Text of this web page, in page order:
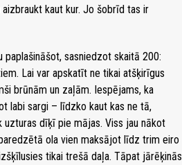
kaut kur. Jo šobrīd tas ir
sasniedzot skaitā 200:
Lai var apskatīt ne tikai atšķirīgus
brūnām un zaļām. Iespējams, ka
labi sargi – līdzko kaut kas ne tā,
dīķī pie mājas. Viss jau nākot
ola vien maksājot līdz trim eiro
tikai trešā daļa. Tāpat jārēķinās